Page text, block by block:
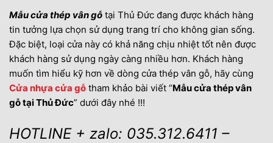
Mẫu cửa thép vân gỗ tại Thủ Đức đang được khách hàng
tin tưởng lựa chọn sử dụng trang trí cho không gian sống.
Đặc biệt, loại cửa này có khả năng chịu nhiệt tốt nên được
khách hàng sử dụng ngày càng nhiều hơn. Khách hàng
muốn tìm hiểu kỹ hơn về dòng cửa thép vân gỗ, hãy cùng
Cửa nhựa cửa gỗ tham khảo bài viết “Mẫu cửa thép vân
gỗ tại Thủ Đức” dưới đây nhé !!!
HOTLINE + zalo: 035.312.6411 –